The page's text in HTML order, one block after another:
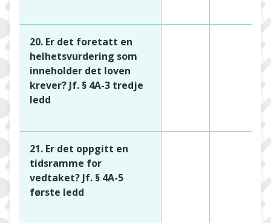
20. Er det foretatt en
helhetsvurdering som
inneholder det loven
krever? Jf. § 4A-3 tredje
ledd
21. Er det oppgitt en
tidsramme for
vedtaket? Jf. § 4A-5
første ledd